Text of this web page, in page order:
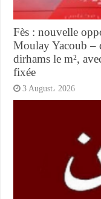
Fès : nouvelle
Moulay Yacoub –
dirhams le m²,
fixée
3 August، 2026